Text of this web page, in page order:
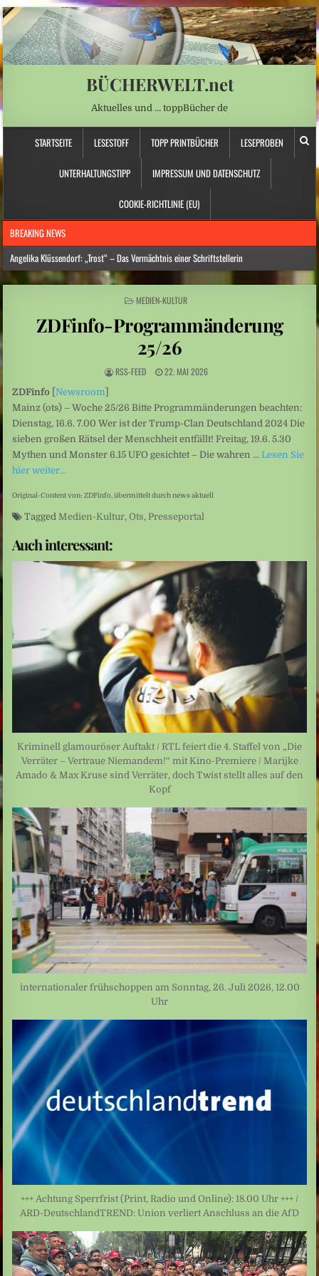
BÜCHERWELT.net
Aktuelles und … toppBücher de
STARTSEITE LESESTOFF TOPP PRINTBÜCHER LESEPROBEN
UNTERHALTUNGSTIPP IMPRESSUM UND DATENSCHUTZ
COOKIE-RICHTLINIE (EU)
BREAKING NEWS
Angelika Klüssendorf: „Trost“ – Das Vermächtnis einer Schriftstellerin
Hitzewelle: Städte- und Gemeindebund fordert „nationalen Kraftakt für
Niedrige Wasserstände: Auf Rekordtief
Umweltkatastrophe: Drohende Ölkatastrophe vor der Küste des Oman
Sexualisierte Gewalt: Starr vor Angst
POSTED
MEDIEN-KULTUR
ZDFinfo-Programmänderung
25/26
RSS-FEED 22. MAI 2026
ZDFinfo [Newsroom]
Mainz (ots) – Woche 25/26 Bitte Programmänderungen beachten:
Dienstag, 16.6. 7.00 Wer ist der Trump-Clan Deutschland 2024 Die
sieben großen Rätsel der Menschheit entfällt! Freitag, 19.6. 5.30
Mythen und Monster 6.15 UFO gesichtet – Die wahren … Lesen Sie
hier weiter…
Original-Content von: ZDFinfo, übermittelt durch news aktuell
Tagged Medien-Kultur,Ots, Presseportal
Auch interessant:
Kriminell glamouröser Auftakt / RTL feiert die 4. Staffel von „Die
Verräter – Vertraue Niemandem!“ mit Kino-Premiere / Marijke
Amado & Max Kruse sind Verräter, doch Twist stellt alles auf den
Kopf
internationaler frühschoppen am Sonntag, 26. Juli 2026, 12.00
Uhr
+++ Achtung Sperrfrist (Print, Radio und Online): 18.00 Uhr +++ /
ARD-DeutschlandTREND: Union verliert Anschluss an die AfD